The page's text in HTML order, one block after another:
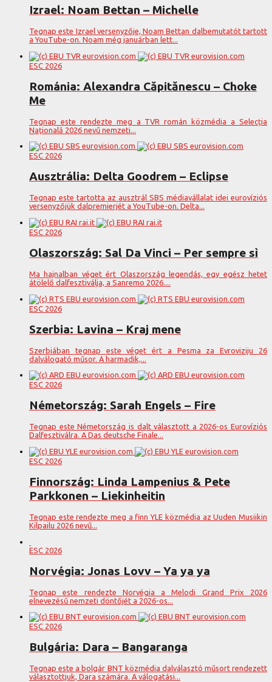
Izrael: Noam Bettan – Michelle
Tegnap este Izrael versenyzője, Noam Bettan dalbemutatót tartott
a YouTube-on. Noam még januárban lett...
ESC 2026
Románia: Alexandra Căpitănescu – Choke
Me
Tegnap este rendezte meg a TVR román közmédia a Selecția
Națională 2026 nevű nemzeti...
ESC 2026
Ausztrália: Delta Goodrem – Eclipse
Tegnap este tartotta az ausztrál SBS médiavállalat idei eurovíziós
versenyzőjük dalpremierjét a YouTube-on. Delta...
ESC 2026
Olaszország: Sal Da Vinci – Per sempre sì
Ma hajnalban véget ért Olaszország legendás, egy egész hetet
átölelő dalfesztiválja, a Sanremo 2026....
ESC 2026
Szerbia: Lavina – Kraj mene
Szerbiában tegnap este véget ért a Pesma za Evroviziju 26
dalválogató műsor. A harmadik,...
ESC 2026
Németország: Sarah Engels – Fire
Tegnap este Németország is dalt választott a 2026-os Eurovíziós
Dalfesztiválra. A Das deutsche Finale...
ESC 2026
Finnország: Linda Lampenius & Pete
Parkkonen – Liekinheitin
Tegnap este rendezte meg a finn YLE közmédia az Uuden Musiikin
Kilpailu 2026 nevű...
ESC 2026
Norvégia: Jonas Lovv – Ya ya ya
Tegnap este rendezte Norvégia a Melodi Grand Prix 2026
elnevezésű nemzeti döntőjét a 2026-os...
ESC 2026
Bulgária: Dara – Bangaranga
Tegnap este a bolgár BNT közmédia dalválasztó műsort rendezett
választottjuk, Dara számára. A válogatási...